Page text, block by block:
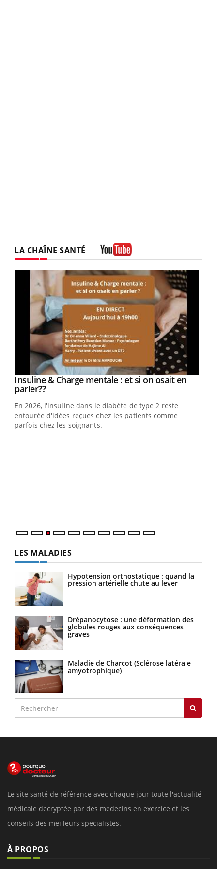
LA CHAÎNE SANTÉ
Youtube
Insuline & Charge mentale : et si on osait en
parler??Youtube
En 2026, l'insuline dans le diabète de type 2 reste
entourée d'idées reçues chez les patients comme
parfois chez les soignants.
LES MALADIES
Hypotension orthostatique : quand la
pression artérielle chute au lever
Drépanocytose : une déformation des
globules rouges aux conséquences
graves
Maladie de Charcot (Sclérose latérale
amyotrophique)
Le site santé de référence avec chaque jour toute l'actualité
médicale decryptée par des médecins en exercice et les
conseils des meilleurs spécialistes.
À PROPOS